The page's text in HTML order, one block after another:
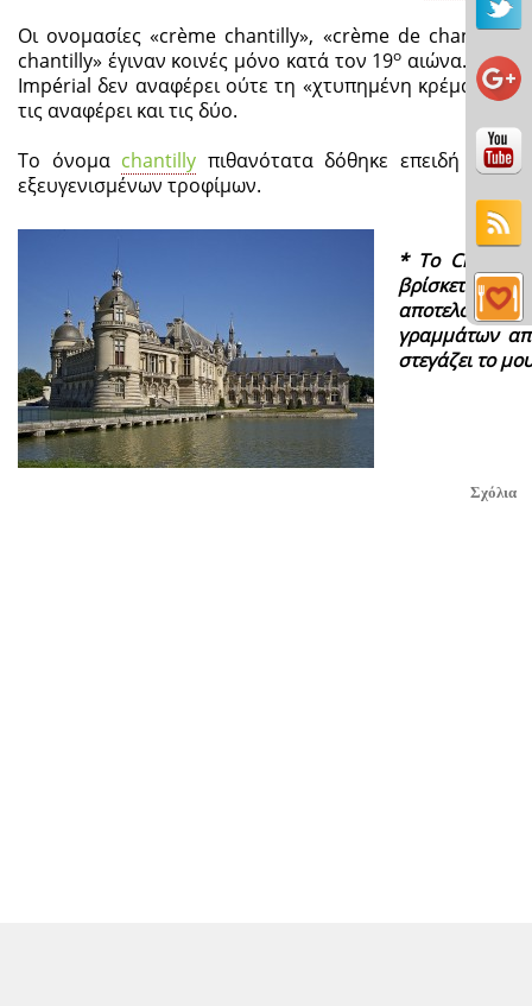
Οι ονομασίες «crème chantilly», «crème de
chantilly» έγιναν κοινές μόνο κατά τον 19ο αιώνα. Το
Impérial δεν αναφέρει ούτε τη «χτυπημένη κρέμα»
τις αναφέρει και τις δύο.
Το όνομα chantilly πιθανότατα δόθηκε επειδή το
εξευγενισμένων τροφίμων.
* Το
βρίσκεται
αποτελούσε
γραμμάτων
στεγάζει το
Σχόλια